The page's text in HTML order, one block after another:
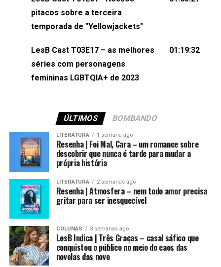
(⁠⁠⁠⁠@brunarfentanes⁠⁠⁠⁠) e Pollyelly FlorêncioEdição de
Naiady Machado
pitacos sobre a terceira
temporada de "Yellowjackets"
LesB Cast T03E17 – as melhores
séries com personagens
femininas LGBTQIA+ de 2023
01:19:32
ÚLTIMOS BOMBANDO
LITERATURA 1 semana ago
Resenha | Foi Mal, Cara – um romance sobre
descobrir que nunca é tarde para mudar a
própria história
LITERATURA 2 semanas ago
Resenha | Atmosfera – nem todo amor precisa
gritar para ser inesquecível
COLUNAS 3 semanas ago
LesB Indica | Três Graças – casal sáfico que
conquistou o público no meio do caos das
novelas das nove